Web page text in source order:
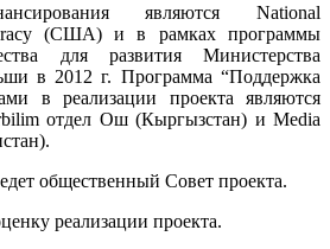
являются National
(США) и в рамках программы
для развития Министерства
в 2012 г. Программа “Поддержка
в реализации проекта являются
отдел Ош (Кыргызстан) и Media
общественный Совет проекта.
реализации проекта.